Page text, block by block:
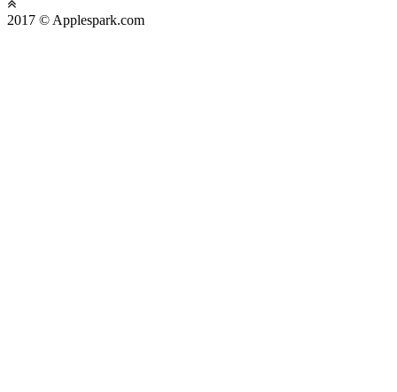
2017 © Applespark.com